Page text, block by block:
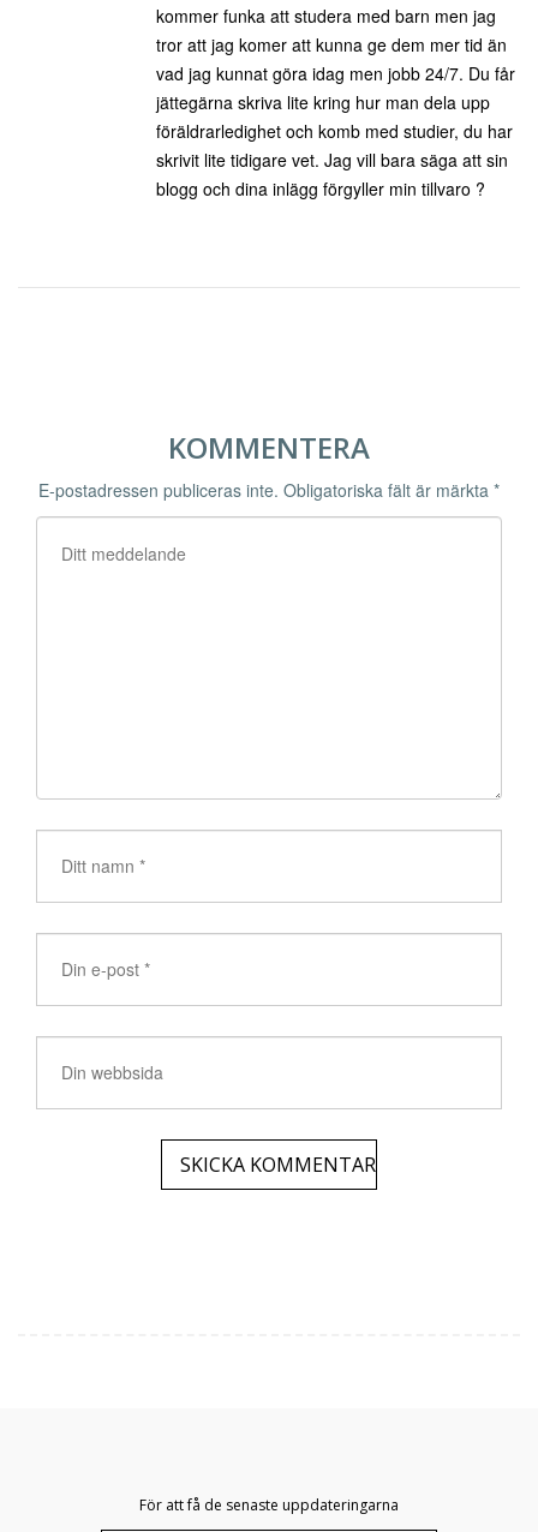
kommer funka att studera med barn men jag
tror att jag komer att kunna ge dem mer tid än
vad jag kunnat göra idag men jobb 24/7. Du får
jättegärna skriva lite kring hur man dela upp
föräldrarledighet och komb med studier, du har
skrivit lite tidigare vet. Jag vill bara säga att sin
blogg och dina inlägg förgyller min tillvaro ?
KOMMENTERA
E-postadressen publiceras inte. Obligatoriska fält är märkta *
För att få de senaste uppdateringarna